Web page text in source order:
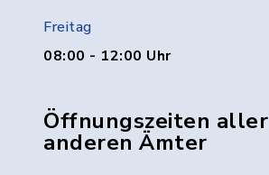
Freitag
08:00 - 12:00 Uhr
Öffnungszeiten aller
anderen Ämter